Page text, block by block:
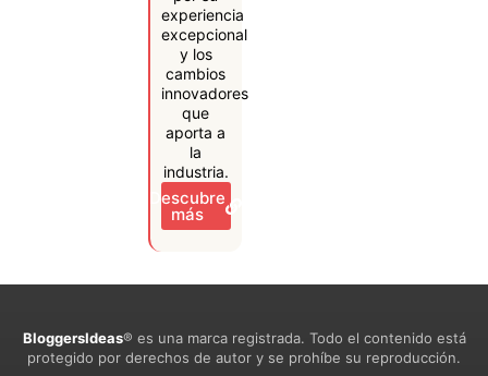
experiencia
excepcional
y los
cambios
innovadores
que
aporta a
la
industria.
Descubre
más
BloggersIdeas® es una marca registrada. Todo el contenido está
protegido por derechos de autor y se prohíbe su reproducción.